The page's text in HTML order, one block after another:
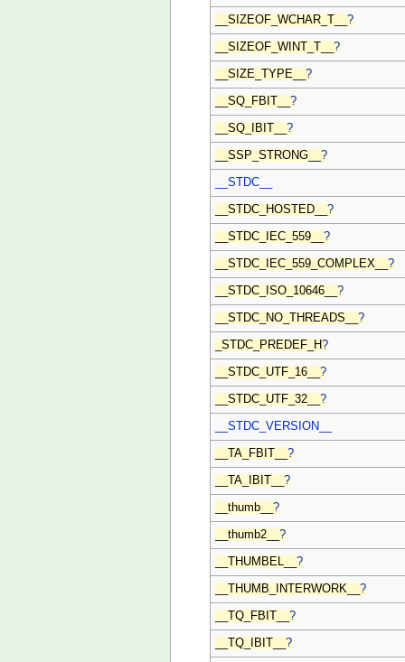
__SIZEOF_WCHAR_T__?
__SIZEOF_WINT_T__?
__SIZE_TYPE__?
__SQ_FBIT__?
__SQ_IBIT__?
__SSP_STRONG__?
__STDC__
__STDC_HOSTED__?
__STDC_IEC_559__?
__STDC_IEC_559_COMPLEX__?
__STDC_ISO_10646__?
__STDC_NO_THREADS__?
_STDC_PREDEF_H?
__STDC_UTF_16__?
__STDC_UTF_32__?
__STDC_VERSION__
__TA_FBIT__?
__TA_IBIT__?
__thumb__?
__thumb2__?
__THUMBEL__?
__THUMB_INTERWORK__?
__TQ_FBIT__?
__TQ_IBIT__?